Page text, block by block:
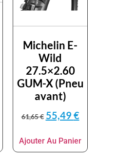
Michelin E-
Wild
27.5×2.60
GUM-X (Pneu
avant)
61,65€ 55,49 €
Ajouter Au Panier